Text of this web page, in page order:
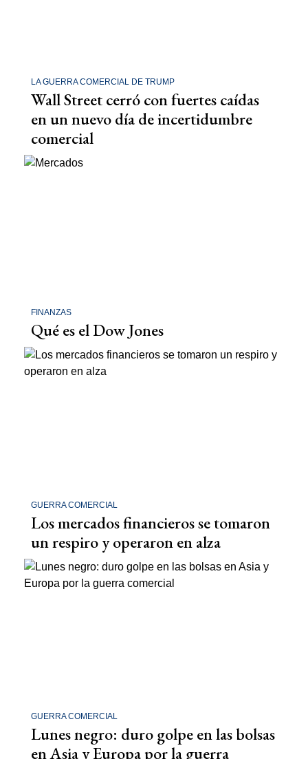
LA GUERRA COMERCIAL DE TRUMP
Wall Street cerró con fuertes caídas
en un nuevo día de incertidumbre
comercial
FINANZAS
Qué es el Dow Jones
GUERRA COMERCIAL
Los mercados financieros se tomaron
un respiro y operaron en alza
GUERRA COMERCIAL
Lunes negro: duro golpe en las bolsas
en Asia y Europa por la guerra